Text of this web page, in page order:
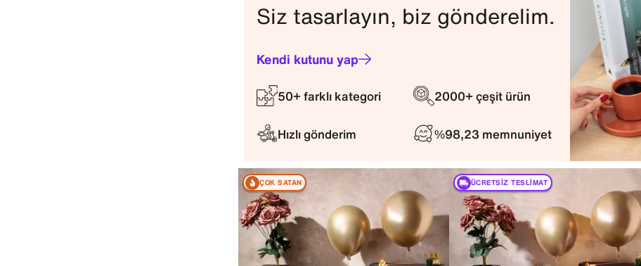
Siz tasarlayın, biz gönderelim.
Kendi kutunu yap
50+ farklı kategori 2000+ çeşit ürün
Hızlı gönderim %98,23 memnuniyet
ÇOK SATAN ÜCRETSIZ TESLIMAT